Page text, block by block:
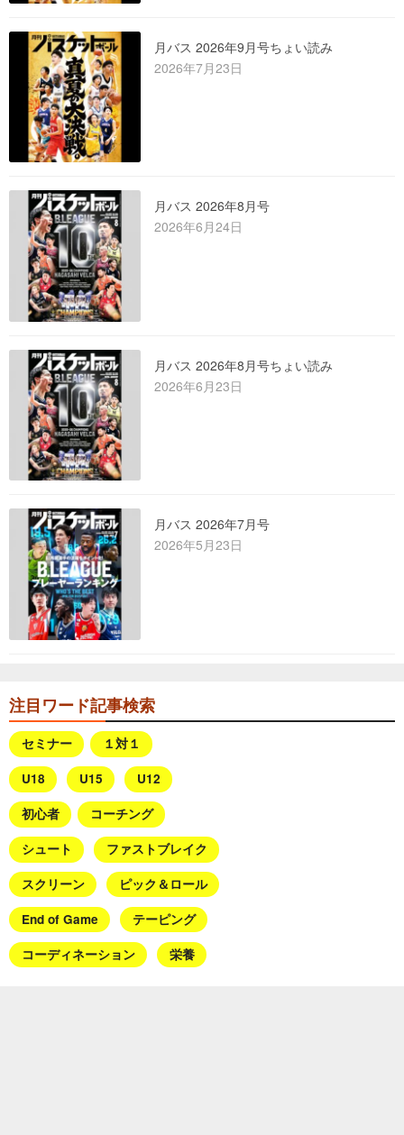
月バス 2026年9月号ちょい読み
2026年7月23日
月バス 2026年8月号
2026年6月24日
月バス 2026年8月号ちょい読み
2026年6月23日
月バス 2026年7月号
2026年5月23日
注目ワード記事検索
セミナー １対１
U18 U15 U12
初心者 コーチング
シュート ファストブレイク
スクリーン ピック＆ロール
End of Game テーピング
コーディネーション 栄養